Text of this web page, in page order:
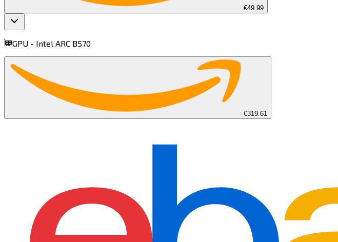
find more oncpus.gg
€49.99
GPU - Intel ARC B570​​​​‌ ‍ ​‍​‍‌‍ ‌ ​‍‌‍‍‌‌‍‌ ‌‍‍‌‌‍ ‍​‍​‍​ ‍‍​‍​‍‌ ​ ‌‍​‌‌‍ ‍‌‍‍‌‌ ‌​‌ ‍‌​‍ ‍‌‍‍‌‌‍ ​‍​‍​‍ ​​‍​‍‌‍‍​‌ ​‍‌‍‌‌‌‍‌‍​‍​‍​ ‍‍​‍​‍​‍ ‌‍​‌‌‍‌​‌‍ ‌‌‍‍‌‌‍ ‍​‍ ‌‍‍‌‌‍ ‍‌ ‌​‌‍‌‌‌‍ ‍‌ ‌​​‍ ‌‍‌‌‌‍‌​‌‍‍‌‌ ‌​​‍ ‌‍ ‌‌‍ ‌‍‌​‌‍‌‌​ ‌‌ ​​‌ ​‍‌‍‌‌‌ ​ ‌‍‌‌‌‍ ‍‌ ‌​‌‍​‌‌ ‌​‌‍‍‌‌‍ ‌‍ ‍​ ‍ ‌‍‍‌‌‍‌​​ ‌​ ​‍‌‍‌‍‌‍​ ‌‍​‍​ ‍‌‌‍‌‍​ ​‍‌‍‌​​‍ ‌​ ‍‌​ ‌ ​ ​‍​ ‌‍​‍ ‌​ ‌​​ ​‍​ ​​​ ‌‌​‍ ‌‌‍​‌​ ​‌​ ‍‌​ ‌ ​‍ ‌‌‍‌​​ ‌ ‌‍​‌‌‍​‌​ ‌‌​ ​‌​ ​‍​ ‌​​ ‌ ​ ​‌​ ‍‌​ ​‍​ ‍ ‌ ‌​‌ ‍‌‌ ​​‌‍‌‌​ ‌‌‍‌ ‌ ​​‌ ‌‌​ ‍ ‌ ​​‌‍​‌‌ ‌​‌‍‍​​ ‌‌‍ ‍‌‍​‌‌‍ ‌‌‍‌‌​ ‌‍​‍‌‍​‌‌ ​ ‌‍‌‌‌‌‌‌‌ ​‍‌‍ ​​ ‌​‍‌‌​ ​‍‌​‌‍‌‍​‌‌‍‌​‌‍ ‌‌‍‍‌‌‍ ‍​‍‌‍‌‍‍‌‌‍‌​​ ‌​ ​‍‌‍‌‍‌‍​ ‌‍​‍​ ‍‌‌‍‌‍​ ​‍‌‍‌​​‍ ‌​ ‍‌​ ‌ ​ ​‍​ ‌‍​‍ ‌​ ‌​​ ​‍​ ​​​ ‌‌​‍ ‌‌‍​‌​ ​‌​ ‍‌​ ‌ ​‍ ‌‌‍‌​​ ‌ ‌‍​‌‌‍​‌​ ‌‌​ ​‌​ ​‍​ ‌​​ ‌ ​ ​‌​ ‍‌​ ​‍​‍‌‍‌ ‌​‌ ‍‌‌ ​​‌‍‌‌​ ‌‌‍‌ ‌ ​​‌ ‌‌​‍‌‍‌ ​​‌‍​‌‌ ‌​‌‍‍​​ ‌‌‍ ‍‌‍​‌‌‍ ‌‌‍‌‌​‍‌‍‌ ​​‌‍‌‌‌ ​‍‌ ​ ‌ ​​‌‍‌‌‌‍​ ‌ ‌​‌‍‍‌‌ ‌‍‌‍‌‌​ ‌‌ ​​‌ ‌‌‌‍​‍‌‍ ​‌‍‍‌‌ ​ ‌‍‍​‌‍‌‌‌‍‌​​‍​‍‌ ‌
€319.61